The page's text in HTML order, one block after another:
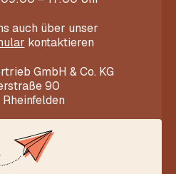
auch über unser
kontaktieren
GmbH & Co. KG
90
Rheinfelden